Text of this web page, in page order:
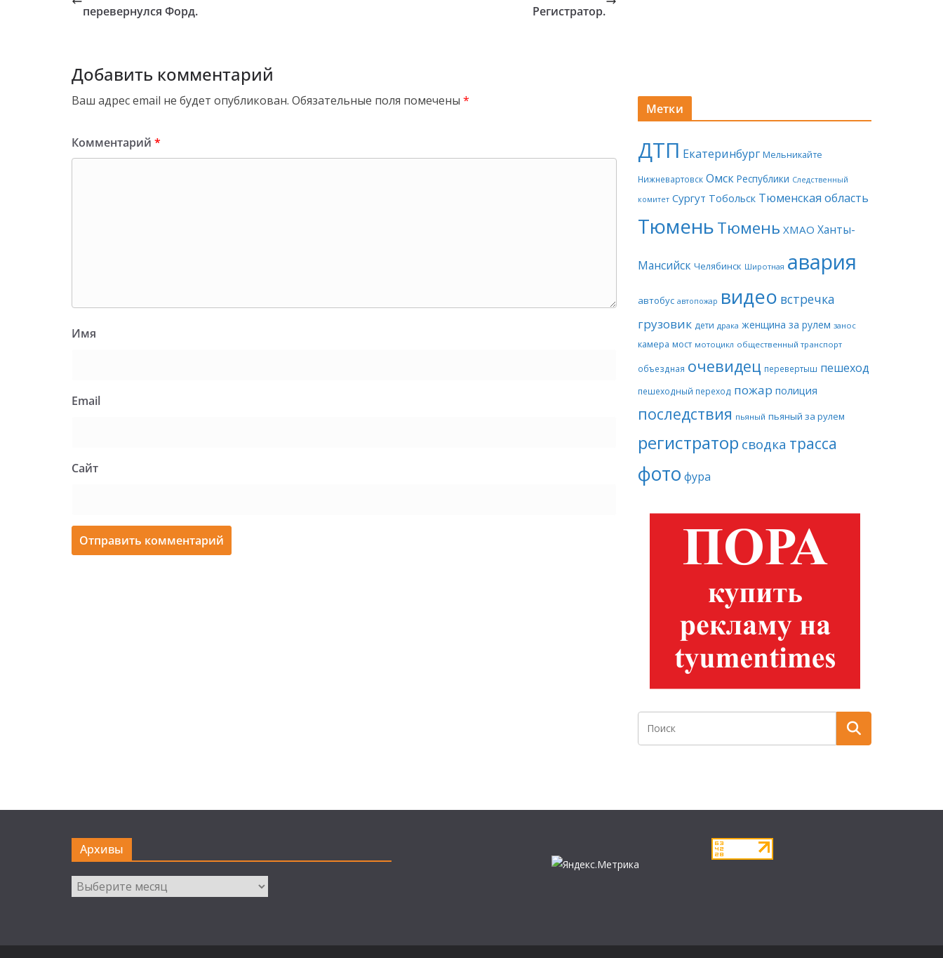
перевернулся Форд.
Регистратор.
Добавить комментарий
Ваш адрес email не будет опубликован. Обязательные поля помечены *
Комментарий *
Имя
Email
Сайт
Метки
ДТП Екатеринбург Мельникайте
Нижневартовск Омск Республики Следственный
комитет Сургут Тобольск Тюменская область
ТюменьТюмень ХМАО Ханты-
Мансийск Челябинск Широтная авария
автобус автопожар видео встречка
грузовик дети драка женщина за рулем занос
камера мост мотоцикл общественный транспорт
объездная очевидец перевертыш пешеход
пешеходный переход пожар полиция
последствия пьяный пьяный за рулем
регистратор сводка трасса
фото фура
Архивы
Архивы